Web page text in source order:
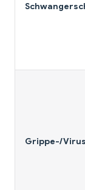
Grippe-/